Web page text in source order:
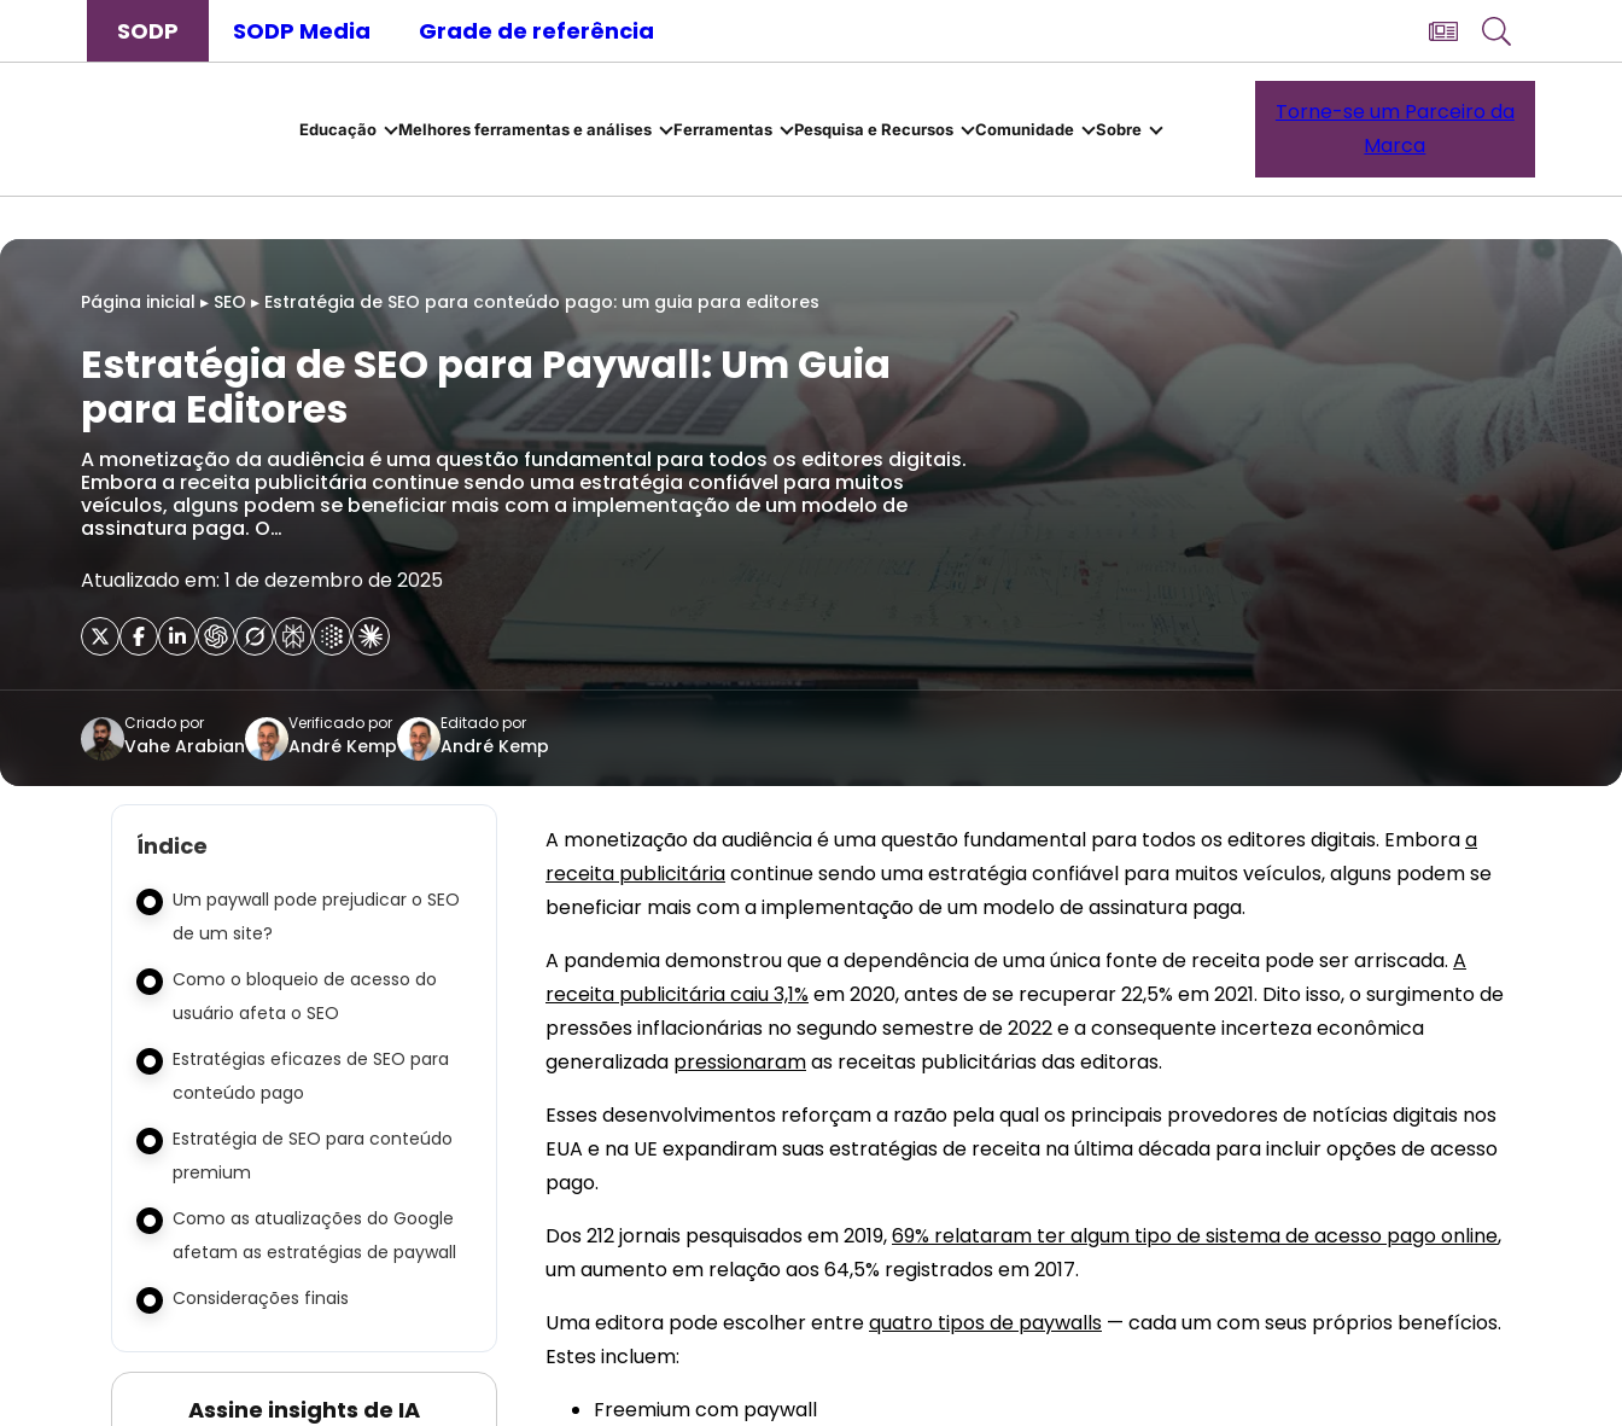
SODP SODP Media Grade de referência
Educação Melhores ferramentas e análises Ferramentas Pesquisa e Recursos Comunidade Sobre
Torne-se um Parceiro da
Marca
Página inicial ▸ SEO ▸ Estratégia de SEO para conteúdo pago: um guia para editores
Estratégia de SEO para Paywall: Um Guia
para Editores
A monetização da audiência é uma questão fundamental para todos os editores digitais.
Embora a receita publicitária continue sendo uma estratégia confiável para muitos
veículos, alguns podem se beneficiar mais com a implementação de um modelo de
assinatura paga. O…
Atualizado em: 1 de dezembro de 2025
Criado por
Vahe Arabian
Verificado por
André Kemp
Editado por
André Kemp
Índice
Um paywall pode prejudicar o SEO
de um site?
Como o bloqueio de acesso do
usuário afeta o SEO
Estratégias eficazes de SEO para
conteúdo pago
Estratégia de SEO para conteúdo
premium
Como as atualizações do Google
afetam as estratégias de paywall
Considerações finais
Assine insights de IA
A monetização da audiência é uma questão fundamental para todos os editores digitais. Emboraa
receita publicitáriacontinue sendo uma estratégia confiável para muitos veículos, alguns podem se
beneficiar mais com a implementação de um modelo de assinatura paga.
A pandemia demonstrou que a dependência de uma única fonte de receita pode ser arriscada. A
receita publicitária caiu 3,1%em 2020, antes de se recuperar 22,5% em 2021. Dito isso, o surgimento de
pressões inflacionárias no segundo semestre de 2022 e a consequente incerteza econômica
generalizada pressionaramas receitas publicitárias das editoras.
Esses desenvolvimentos reforçam a razão pela qual os principais provedores de notícias digitais nos
EUA e na UE expandiram suas estratégias de receita na última década para incluir opções de acesso
pago.
Dos 212 jornais pesquisados ​​em 2019,69% relataram ter algum tipo de sistema de acesso pago online,
um aumento em relação aos 64,5% registrados em 2017.
Uma editora pode escolher entrequatro tipos de paywalls — cada um com seus próprios benefícios.
Estes incluem:
Freemium com paywall